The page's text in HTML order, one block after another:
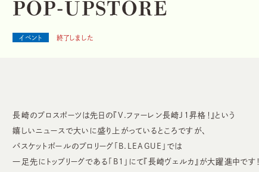
POP-UPSTORE
イベント 終了しました
長崎のプロスポーツは先日の『V.ファーレン長崎J1昇格！』という
嬉しいニュースで大いに盛り上がっているところですが、
バスケットボールのプロリーグ「B.LEAGUE」では
一足先にトップリーグである「B1」にて『長崎ヴェルカ』が大躍進中です！